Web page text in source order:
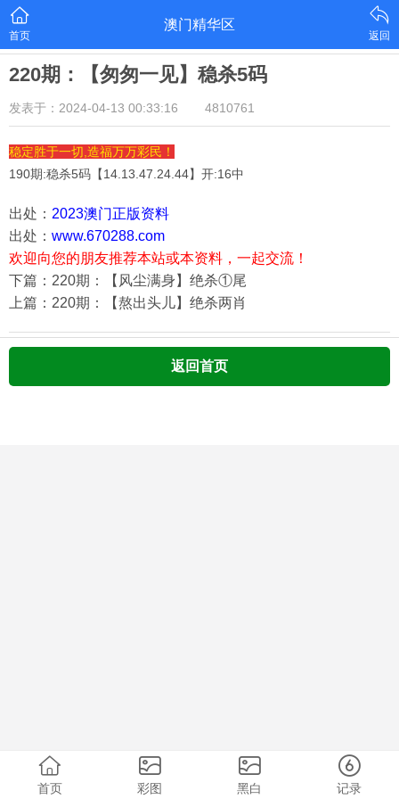
首页
澳门精华区
返回
220期：【匆匆一见】稳杀5码
发表于：2024-04-13 00:33:16 4810761
稳定胜于一切,造福万万彩民！
190期:稳杀5码【14.13.47.24.44】开:16中
出处： 2023澳门正版资料
出处： www.670288.com
欢迎向您的朋友推荐本站或本资料，一起交流！
下篇：220期：【风尘满身】绝杀①尾
上篇：220期：【熬出头儿】绝杀两肖
返回首页
首页 彩图 黑白 记录